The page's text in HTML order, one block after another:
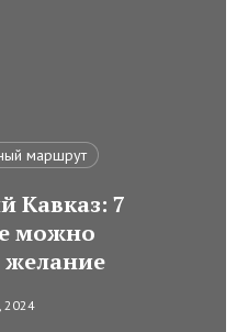
маршрут
Кавказ: 7
можно
желание
2024